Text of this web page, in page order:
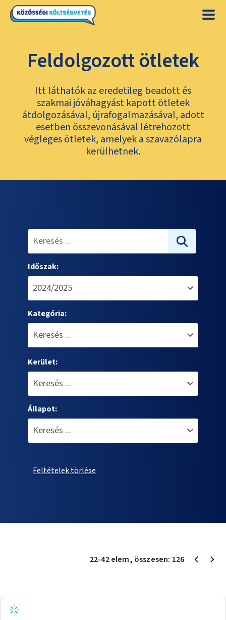
Feldolgozott ötletek
Itt láthatók az eredetileg beadott és
szakmai jóváhagyást kapott ötletek
átdolgozásával, újrafogalmazásával, adott
esetben összevonásával létrehozott
végleges ötletek, amelyek a szavazólapra
kerülhetnek.
Időszak:
Kategória:
Kerület:
Állapot:
Feltételek törlése
22-42elem, összesen: 126